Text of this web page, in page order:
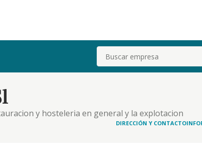
Buscar
y hosteleria en general y la explotacion
actividades
DIRECCIÓN Y CONTACTO